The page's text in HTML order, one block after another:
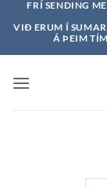
FRÍ SENDING
VIÐ ERUM Í
Á ÞEIM